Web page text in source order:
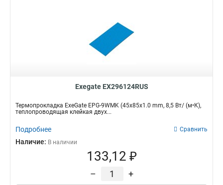
Exegate EX296124RUS
Термопрокладка ExeGate EPG-9WMK (45x85x1.0 mm, 8,5 Вт/ (м•К),
теплопроводящая клейкая двух...
Подробнее Сравнить
Наличие: В наличии
133,12 ₽
– +